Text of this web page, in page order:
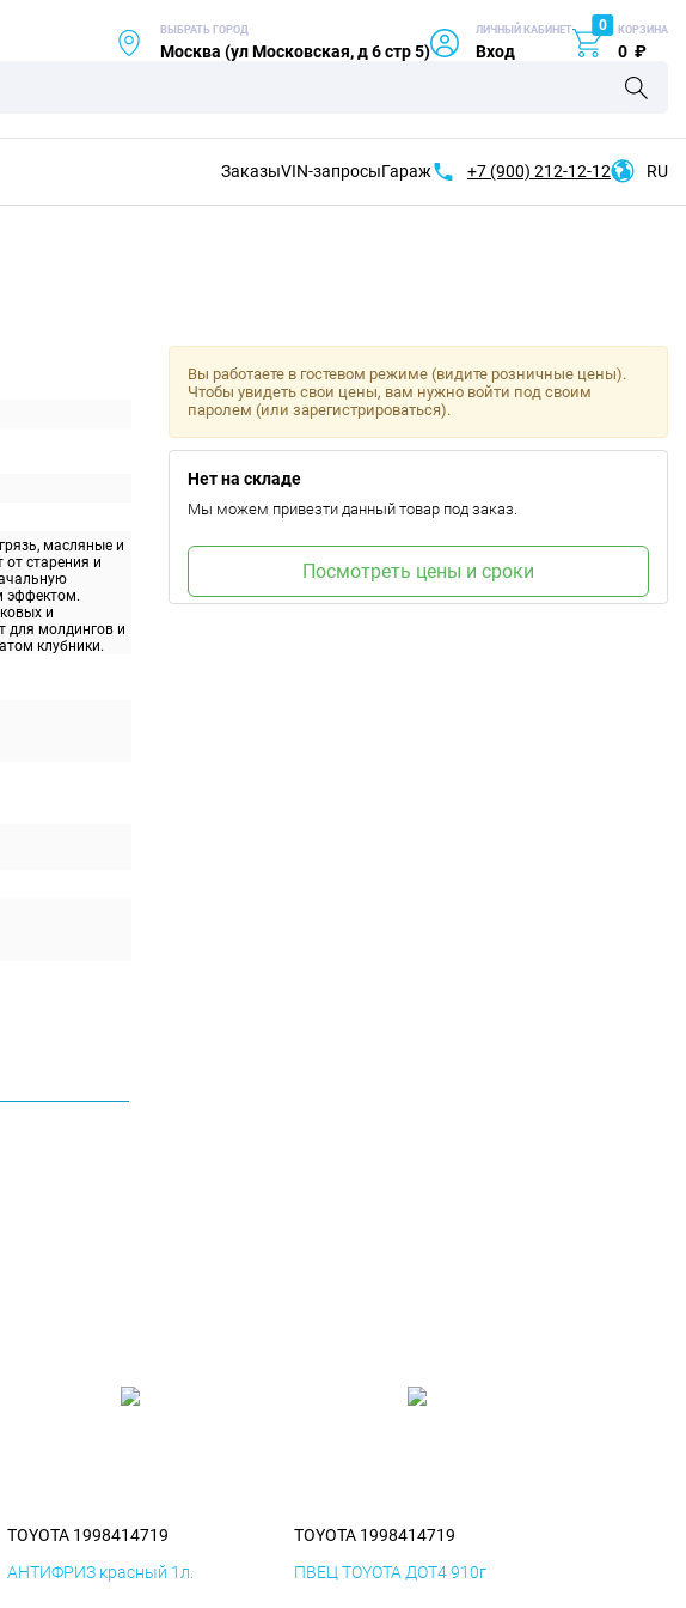
ВЫБРАТЬ ГОРОД
Москва (ул Московская, д 6 стр 5)
ЛИЧНЫЙ КАБИНЕТ
Вход
0 КОРЗИНА
0 ₽
ЗаказыVIN-запросыГараж +7 (900) 212-12-12 RU
масляные и
старения и
эффектом.
и
для молдингов и
клубники.
Вы работаете в гостевом режиме (видите розничные цены).
Чтобы увидеть свои цены, вам нужно войти под своим
паролем (или зарегистрироваться).
Нет на складе
Мы можем привезти данный товар под заказ.
Посмотреть цены и сроки
TOYOTA 1998414719
АНТИФРИЗ красный 1л.
TOYOTA 1998414719
ПВЕЦ TOYOTA ДОТ4 910г